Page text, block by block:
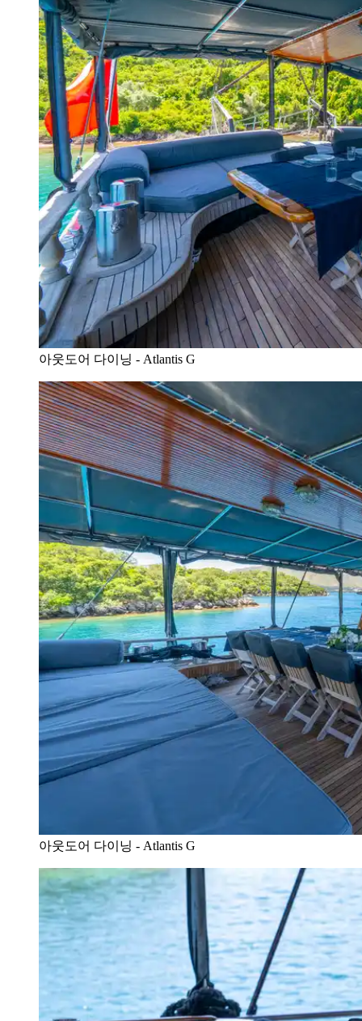
아웃도어 다이닝 - Atlantis G
아웃도어 다이닝 - Atlantis G